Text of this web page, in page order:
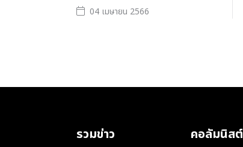
04 เมษายน 2566
รวมข่าว คอลัมนิสต์